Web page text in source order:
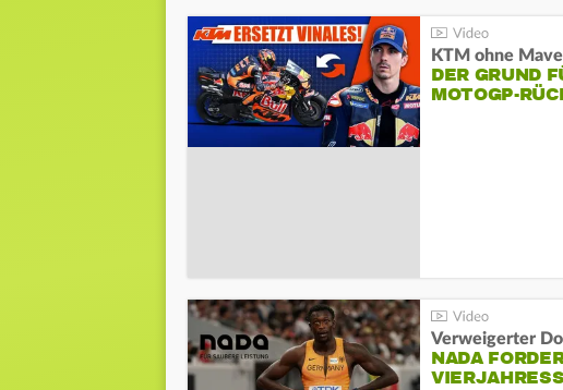
KTM ohne
DER GRUND
MOTOGP-
Verweigerter
NADA